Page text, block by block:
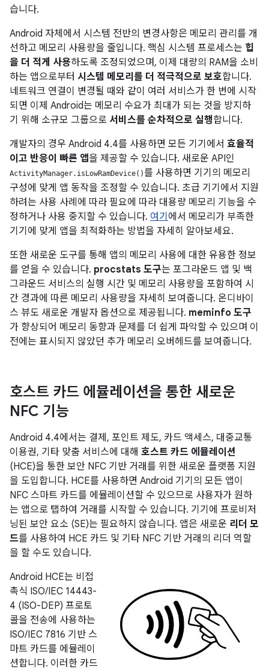
습니다.
Android 자체에서 시스템 전반의 변경사항은 메모리 관리를 개
선하고 메모리 사용량을 줄입니다. 핵심 시스템 프로세스는 힙
을 더 적게 사용하도록 조정되었으며, 이제 대량의 RAM을 소비
하는 앱으로부터 시스템 메모리를 더 적극적으로 보호합니다.
네트워크 연결이 변경될 때와 같이 여러 서비스가 한 번에 시작
되면 이제 Android는 메모리 수요가 최대가 되는 것을 방지하
기 위해 소규모 그룹으로 서비스를 순차적으로 실행합니다.
개발자의 경우 Android 4.4를 사용하면 모든 기기에서 효율적
이고 반응이 빠른 앱을 제공할 수 있습니다. 새로운 API인
ActivityManager.isLowRamDevice()를 사용하면 기기의 메모리
구성에 맞게 앱 동작을 조정할 수 있습니다. 초급 기기에서 지원
하려는 사용 사례에 따라 필요에 따라 대용량 메모리 기능을 수
정하거나 사용 중지할 수 있습니다. 여기 에서 메모리가 부족한
기기에 맞게 앱을 최적화하는 방법을 자세히 알아보세요.
또한 새로운 도구를 통해 앱의 메모리 사용에 대한 유용한 정보
를 얻을 수 있습니다. procstats 도구는 포그라운드 앱 및 백
그라운드 서비스의 실행 시간 및 메모리 사용량을 포함하여 시
간 경과에 따른 메모리 사용량을 자세히 보여줍니다. 온디바이
스 뷰도 새로운 개발자 옵션으로 제공됩니다. meminfo 도구
가 향상되어 메모리 동향과 문제를 더 쉽게 파악할 수 있으며 이
전에는 표시되지 않았던 추가 메모리 오버헤드를 보여줍니다.
호스트 카드 에뮬레이션을 통한 새로운
NFC 기능
Android 4.4에서는 결제, 포인트 제도, 카드 액세스, 대중교통
이용권, 기타 맞춤 서비스에 대해 호스트 카드 에뮬레이션
(HCE)을 통한 보안 NFC 기반 거래를 위한 새로운 플랫폼 지원
을 도입합니다. HCE를 사용하면 Android 기기의 모든 앱이
NFC 스마트 카드를 에뮬레이션할 수 있으므로 사용자가 원하
는 앱으로 탭하여 거래를 시작할 수 있습니다. 기기에 프로비저
닝된 보안 요소 (SE)는 필요하지 않습니다. 앱은 새로운 리더 모
드를 사용하여 HCE 카드 및 기타 NFC 기반 거래의 리더 역할
을 할 수도 있습니다.
Android HCE는 비접
촉식 ISO/IEC 14443-
4 (ISO-DEP) 프로토
콜을 전송에 사용하는
ISO/IEC 7816 기반 스
마트 카드를 에뮬레이
션합니다. 이러한 카드